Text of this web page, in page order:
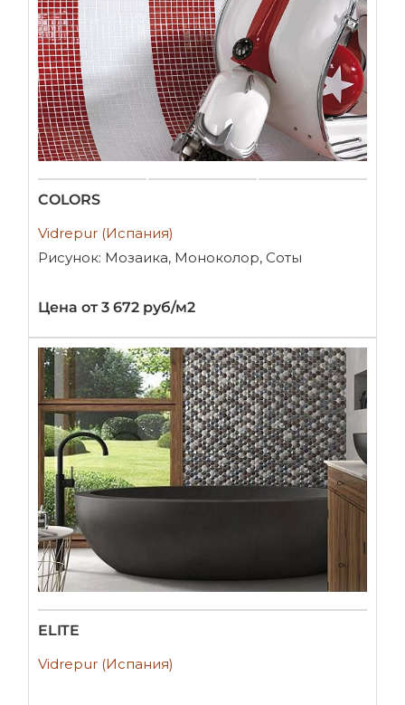
COLORS
Vidrepur (Испания)
Рисунок: Мозаика, Моноколор, Соты
Цена от 3 672 руб/м2
ELITE
Vidrepur (Испания)